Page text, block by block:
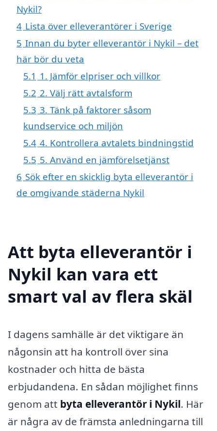
Nykil?
4 Lista över elleverantörer i Sverige
5 Innan du byter elleverantör i Nykil – det
här bör du veta
5.1 1. Jämför elpriser och villkor
5.2 2. Välj rätt avtalsform
5.3 3. Tänk på faktorer såsom
kundservice och miljön
5.4 4. Kontrollera avtalets bindningstid
5.5 5. Använd en jämförelsetjänst
6 Sök efter en skicklig byta elleverantör i
de omgivande städerna Nykil
Att byta elleverantör i
Nykil kan vara ett
smart val av flera skäl
I dagens samhälle är det viktigare än
någonsin att ha kontroll över sina
kostnader och hitta de bästa
erbjudandena. En sådan möjlighet finns
genom att byta elleverantör i Nykil. Här
är några av de främsta anledningarna till